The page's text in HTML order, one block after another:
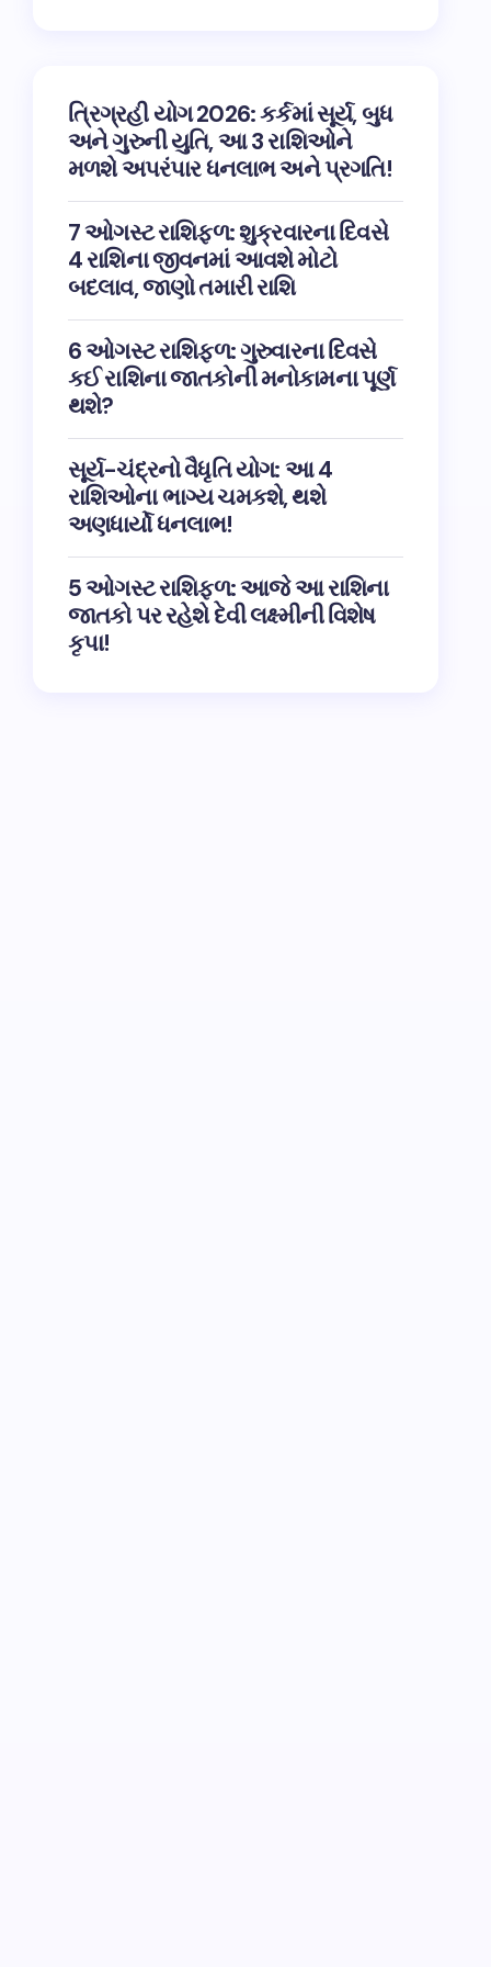
ત્રિગ્રહી યોગ 2026: કર્કમાં સૂર્ય, બુધ
અને ગુરુની યુતિ, આ 3 રાશિઓને
મળશે અપરંપાર ધનલાભ અને પ્રગતિ!
7 ઓગસ્ટ રાશિફળ: શુક્રવારના દિવસે
4 રાશિના જીવનમાં આવશે મોટો
બદલાવ, જાણો તમારી રાશિ
6 ઓગસ્ટ રાશિફળ: ગુરુવારના દિવસે
કઈ રાશિના જાતકોની મનોકામના પૂર્ણ
થશે?
સૂર્ય-ચંદ્રનો વૈધૃતિ યોગ: આ 4
રાશિઓના ભાગ્ય ચમકશે, થશે
અણધાર્યો ધનલાભ!
5 ઓગસ્ટ રાશિફળ: આજે આ રાશિના
જાતકો પર રહેશે દેવી લક્ષ્મીની વિશેષ
કૃપા!